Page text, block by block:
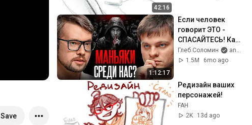
Save
42:16
1:12:17
Если человек
говорит ЭТО -
СПАСАЙТЕСЬ! Как
распознать
психопата?
Глеб Соломин
and Faust21century
1.5M
6mo ago
Редизайн ваших
персонажей!
FAH
2K
13d ago